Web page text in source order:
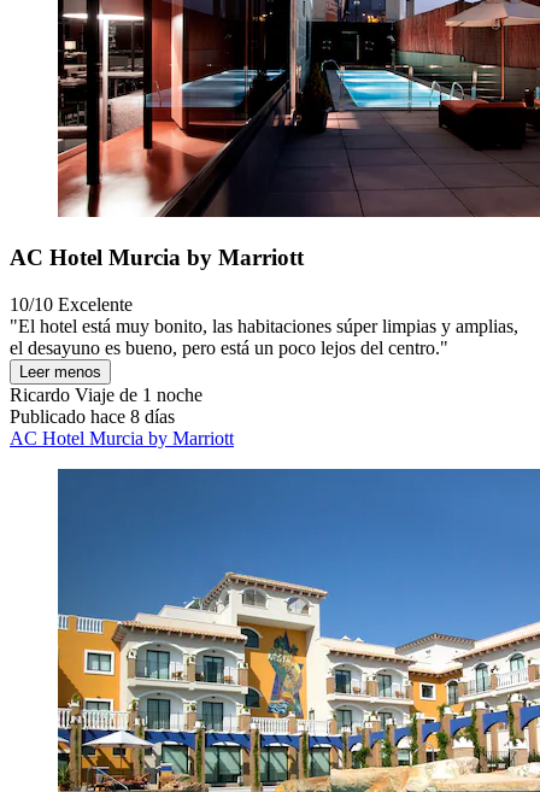
AC Hotel Murcia by Marriott
10/10 Excelente
"El hotel está muy bonito, las habitaciones súper limpias y amplias,
el desayuno es bueno, pero está un poco lejos del centro."
Leer menos
Ricardo Viaje de 1 noche
Publicado hace 8 días
AC Hotel Murcia by Marriott